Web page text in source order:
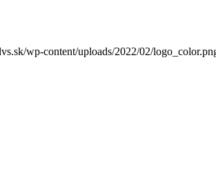
wp-content/uploads/2022/02/